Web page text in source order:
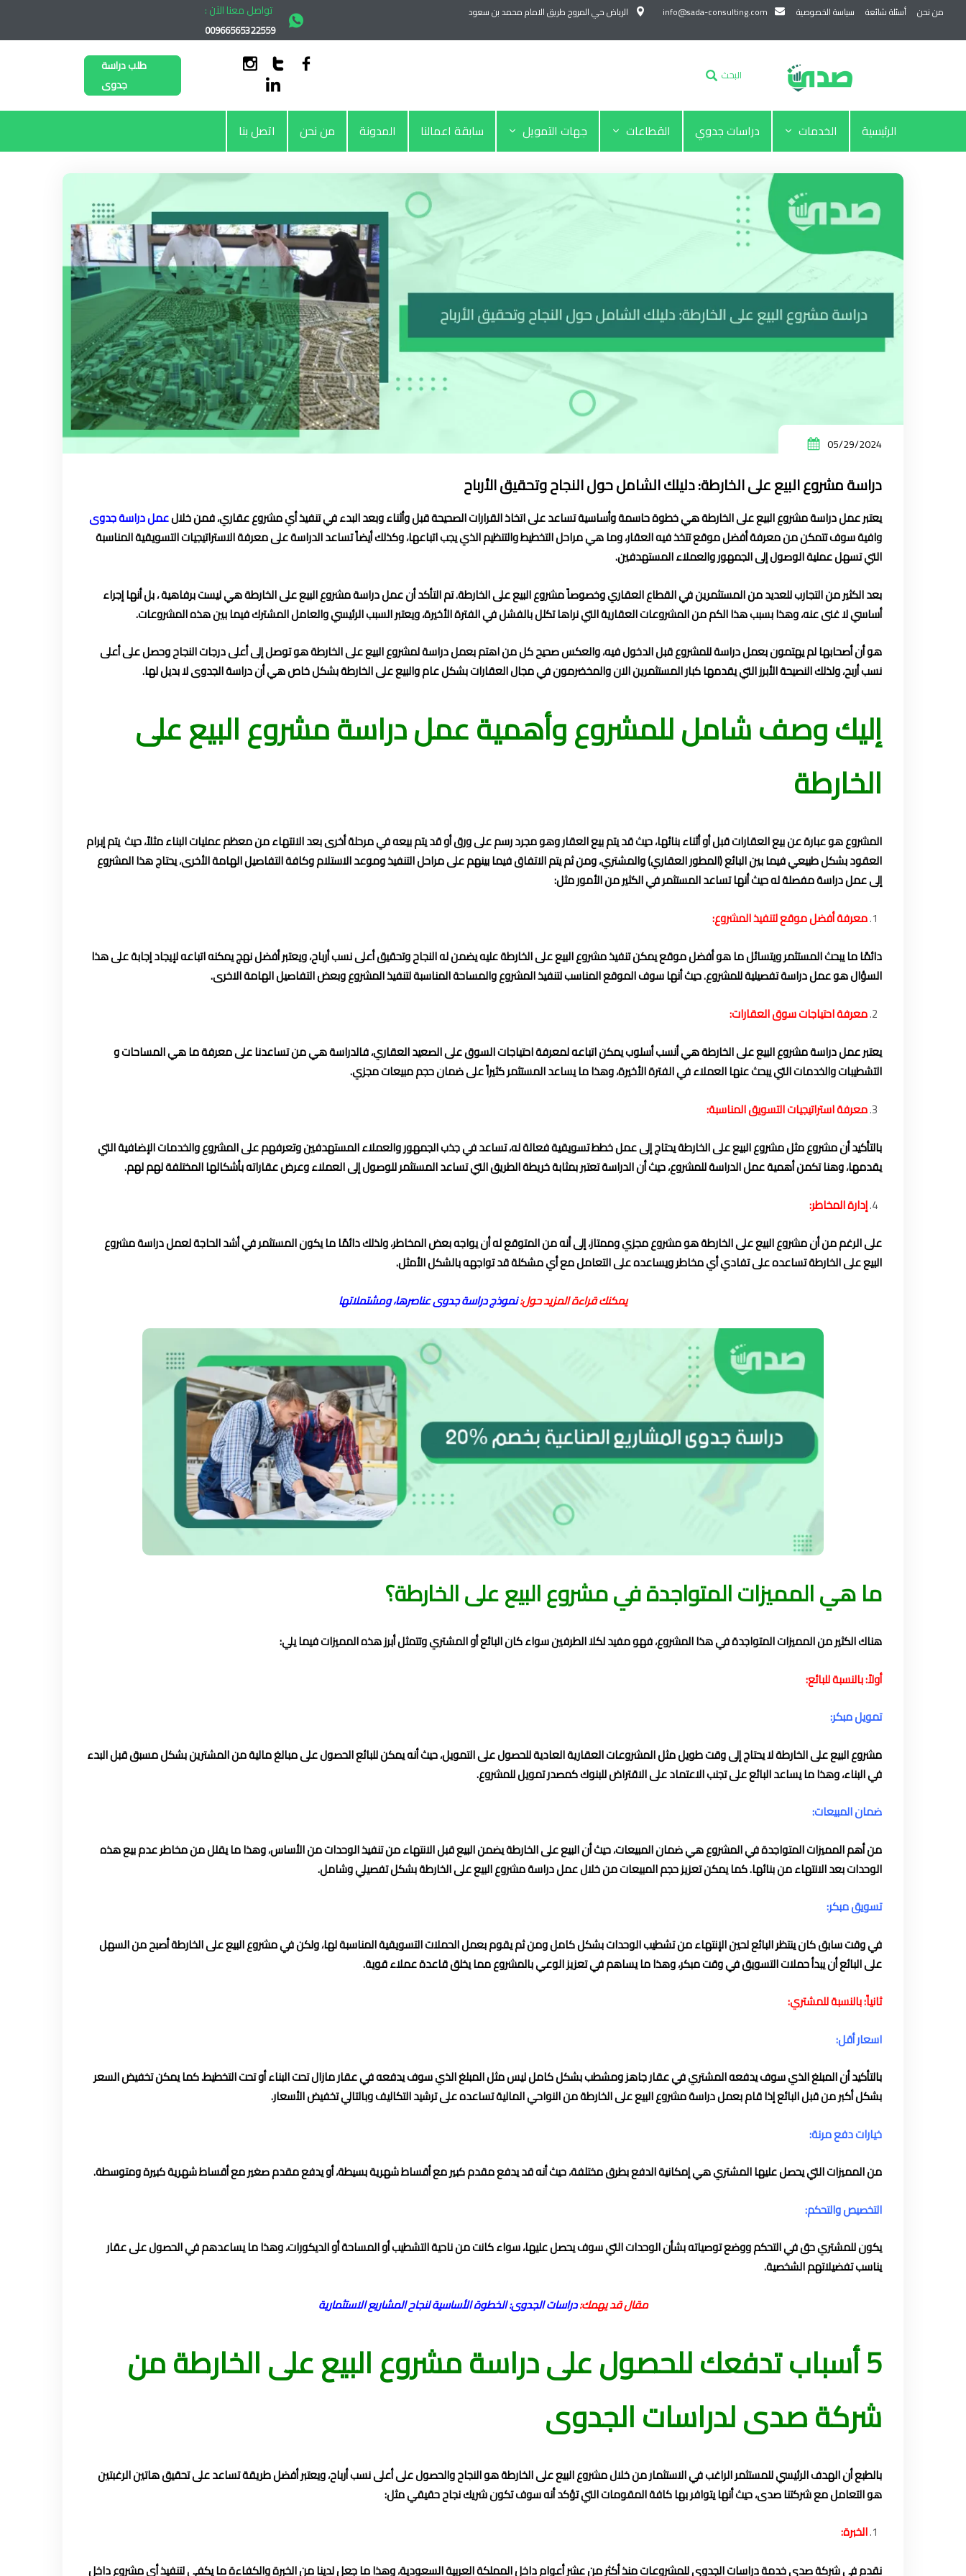
تواصل معنا الآن :
00966565322559
من نحن أسئلة شائعة سياسة الخصوصية info@sada-consulting.com الرياض حي المروج طريق الامام محمد بن سعود
البحث
طلب دراسة
جدوى
الرئيسية الخدمات دراسات جدوي القطاعات جهات التمويل سابقة اعمالنا المدونة من نحن اتصل بنا
05/29/2024
دراسة مشروع البيع على الخارطة: دليلك الشامل حول النجاح وتحقيق الأرباح
يعتبر عمل دراسة مشروع البيع على الخارطة هي خطوة حاسمة وأساسية تساعد على اتخاذ القرارات الصحيحة قبل وأثناء وبعد البدء في تنفيذ أي مشروع عقاري، فمن خلالعمل دراسة جدوى
وافية سوف تتمكن من معرفة أفضل موقع تتخذ فيه العقار، وما هي مراحل التخطيط والتنظيم الذي يجب اتباعها، وكذلك أيضاً تساعد الدراسة على معرفة الاستراتيجيات التسويقية المناسبة
التي تسهل عملية الوصول إلى الجمهور والعملاء المستهدفين.
بعد الكثير من التجارب للعديد من المستثمرين في القطاع العقاري وخصوصاً مشروع البيع على الخارطة. تم التأكد أن عمل دراسة مشروع البيع على الخارطة هي ليست برفاهية ، بل أنها إجراء
أساسي لا غنى عنه، وهذا بسبب هذا الكم من المشروعات العقارية التي نراها تكلل بالفشل في الفترة الأخيرة، ويعتبر السبب الرئيسي والعامل المشترك فيما بين هذه المشروعات.
هو أن أصحابها لم يهتمون بعمل دراسة للمشروع قبل الدخول فيه، والعكس صحيح كل من اهتم بعمل دراسة لمشروع البيع على الخارطة هو توصل إلى أعلى درجات النجاح وحصل على أعلى
نسب أربح، ولذلك النصيحة الأبرز التي يقدمها كبار المستثمرين الان والمخضرمون في مجال العقارات بشكل عام والبيع على الخارطة بشكل خاص هي أن دراسة الجدوى لا بديل لها.
إليك وصف شامل للمشروع وأهمية عمل دراسة مشروع البيع على
الخارطة
المشروع هو عبارة عن بيع العقارات قبل أو أثناء بنائها، حيث قد يتم بيع العقار وهو مجرد رسم على ورق أو قد يتم بيعه في مرحلة أخرى بعد الانتهاء من معظم عمليات البناء مثلاً، حيث يتم إبرام
العقود بشكل طبيعي فيما بين البائع (المطور العقاري) والمشتري، ومن ثم يتم الاتفاق فيما بينهم على مراحل التنفيذ وموعد الاستلام وكافة التفاصيل الهامة الأخرى، يحتاج هذا المشروع
إلى عمل دراسة مفصلة له حيث أنها تساعد المستثمر في الكثير من الأمور مثل:
معرفة أفضل موقع لتنفيذ المشروع:
دائمًا ما يبحث المستثمر ويتسائل ما هو أفضل موقع يمكن تنفيذ مشروع البيع على الخارطة عليه يضمن له النجاح وتحقيق أعلى نسب أرباح، ويعتبر أفضل نهج يمكنه اتباعه لإيجاد إجابة على هذا
السؤال هو عمل دراسة تفصيلية للمشروع. حيث أنها سوف الموقع المناسب لتنفيذ المشروع والمساحة المناسبة لتنفيذ المشروع وبعض التفاصيل الهامة الاخرى.
معرفة احتياجات سوق العقارات:
يعتبر عمل دراسة مشروع البيع على الخارطة هي أنسب أسلوب يمكن اتباعه لمعرفة احتياجات السوق على الصعيد العقاري، فالدراسة هي من تساعدنا على معرفة ما هي المساحات و
التشطيبات والخدمات التي يبحث عنها العملاء في الفترة الأخيرة، وهذا ما يساعد المستثمر كثيراً على ضمان حجم مبيعات مجزي.
معرفة استراتيجيات التسويق المناسبة:
بالتأكيد أن مشروع مثل مشروع البيع على الخارطة يحتاج إلى عمل خطط تسويقية فعالة له، تساعد في جذب الجمهور والعملاء المستهدفين وتعرفهم على المشروع والخدمات الإضافية التي
يقدمها، وهنا تكمن أهمية عمل الدراسة للمشروع، حيث أن الدراسة تعتبر بمثابة خريطة الطريق التي تساعد المستثمر للوصول إلى العملاء وعرض عقاراته بأشكالها المختلفة لهم لهم.
إدارة المخاطر:
على الرغم من أن مشروع البيع على الخارطة هو مشروع مجزي وممتاز، إلى أنه من المتوقع له أن يواجه بعض المخاطر، ولذلك دائمًا ما يكون المستثمر في أشد الحاجة لعمل دراسة مشروع
البيع على الخارطة تساعده على تفادي أي مخاطر ويساعده على التعامل مع أي مشكلة قد تواجهه بالشكل الأمثل.
يمكنك قراءة المزيد حول:نموذج دراسة جدوى عناصرها، ومشتملاتها
ما هي المميزات المتواجدة في مشروع البيع على الخارطة؟
هناك الكثير من المميزات المتواجدة في هذا المشروع، فهو مفيد لكلا الطرفين سواء كان البائع أو المشتري وتتمثل أبرز هذه المميزات فيما يلي:
أولاً: بالنسبة للبائع:
تمويل مبكر:
مشروع البيع على الخارطة لا يحتاج إلى وقت طويل مثل المشروعات العقارية العادية للحصول على التمويل، حيث أنه يمكن للبائع الحصول على مبالغ مالية من المشترين بشكل مسبق قبل البدء
في البناء، وهذا ما يساعد البائع على تجنب الاعتماد على الاقتراض للبنوك كمصدر تمويل للمشروع.
ضمان المبيعات:
من أهم المميزات المتواجدة في المشروع هي ضمان المبيعات، حيث أن البيع على الخارطة يضمن البيع قبل الانتهاء من تنفيذ الوحدات من الأساس، وهذا ما يقلل من مخاطر عدم بيع هذه
الوحدات بعد الانتهاء من بنائها. كما يمكن تعزيز حجم المبيعات من خلال عمل دراسة مشروع البيع على الخارطة بشكل تفصيلي وشامل.
تسويق مبكر:
في وقت سابق كان ينتظر البائع لحين الإنتهاء من تشطيب الوحدات بشكل كامل ومن ثم يقوم بعمل الحملات التسويقية المناسبة لها، ولكن في مشروع البيع على الخارطة أصبح من السهل
على البائع أن يبدأ حملات التسويق في وقت مبكر، وهذا ما يساهم في تعزيز الوعي بالمشروع مما يخلق قاعدة عملاء قوية.
ثانياً: بالنسبة للمشتري:
اسعار أقل:
بالتأكيد أن المبلغ الذي سوف يدفعه المشتري في عقار جاهز ومشطب بشكل كامل ليس مثل المبلغ الذي سوف يدفعه في عقار مازال تحت البناء أو تحت التخطيط. كما يمكن تخفيض السعر
بشكل أكبر من قبل البائع إذا قام بعمل دراسة مشروع البيع على الخارطة من النواحي المالية تساعده على ترشيد التكاليف وبالتالي تخفيض الأسعار.
خيارات دفع مرنة:
من المميزات التي يحصل عليها المشتري هي إمكانية الدفع بطرق مختلفة، حيث أنه قد يدفع مقدم كبير مع أقساط شهرية بسيطة، أو يدفع مقدم صغير مع أقساط شهرية كبيرة ومتوسطة.
التخصيص والتحكم:
يكون للمشتري حق في التحكم ووضع توصياته بشأن الوحدات التي سوف يحصل عليها، سواء كانت من ناحية التشطيب أو المساحة أو الديكورات، وهذا ما يساعدهم في الحصول على عقار
يناسب تفضيلاتهم الشخصية.
مقال قد يهمك:دراسات الجدوى: الخطوة الأساسية لنجاح المشاريع الاستثمارية
5 أسباب تدفعك للحصول على دراسة مشروع البيع على الخارطة من
شركة صدى لدراسات الجدوى
بالطبع أن الهدف الرئيسي للمستثمر الراغب في الاستثمار من خلال مشروع البيع على الخارطة هو النجاح والحصول على أعلى نسب أرباح، ويعتبر أفضل طريقة تساعد على تحقيق هاتين الرغبتين
هو التعامل مع شركتنا صدى، حيث أنها يتوافر بها كافة المقومات التي تؤكد أنه سوف تكون شريك نجاح حقيقي مثل:
الخبرة:
نقدم في شركة صدى خدمة دراسات الجدوى للمشروعات منذ أكثر من عشر أعوام داخل المملكة العربية السعودية، وهذا ما جعل لدينا من الخبرة والكفاءة ما يكفي لتنفيذ أي مشروع داخل